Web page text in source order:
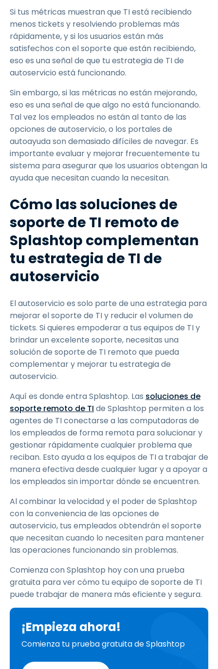
Si tus métricas muestran que TI está recibiendo
menos tickets y resolviendo problemas más
rápidamente, y si los usuarios están más
satisfechos con el soporte que están recibiendo,
eso es una señal de que tu estrategia de TI de
autoservicio está funcionando.
Sin embargo, si las métricas no están mejorando,
eso es una señal de que algo no está funcionando.
Tal vez los empleados no están al tanto de las
opciones de autoservicio, o los portales de
autoayuda son demasiado difíciles de navegar. Es
importante evaluar y mejorar frecuentemente tu
sistema para asegurar que los usuarios obtengan la
ayuda que necesitan cuando la necesitan.
Cómo las soluciones de
soporte de TI remoto de
Splashtop complementan
tu estrategia de TI de
autoservicio
El autoservicio es solo parte de una estrategia para
mejorar el soporte de TI y reducir el volumen de
tickets. Si quieres empoderar a tus equipos de TI y
brindar un excelente soporte, necesitas una
solución de soporte de TI remoto que pueda
complementar y mejorar tu estrategia de
autoservicio.
Aquí es donde entra Splashtop. Las soluciones de
soporte remoto de TI de Splashtop permiten a los
agentes de TI conectarse a las computadoras de
los empleados de forma remota para solucionar y
gestionar rápidamente cualquier problema que
reciban. Esto ayuda a los equipos de TI a trabajar de
manera efectiva desde cualquier lugar y a apoyar a
los empleados sin importar dónde se encuentren.
Al combinar la velocidad y el poder de Splashtop
con la conveniencia de las opciones de
autoservicio, tus empleados obtendrán el soporte
que necesitan cuando lo necesiten para mantener
las operaciones funcionando sin problemas.
Comienza con Splashtop hoy con una prueba
gratuita para ver cómo tu equipo de soporte de TI
puede trabajar de manera más eficiente y segura.
¡Empieza ahora!
Comienza tu prueba gratuita de Splashtop